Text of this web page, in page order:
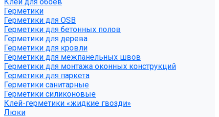
Герметики
Герметики для OSB
Герметики для бетонных полов
Герметики для дерева
Герметики для кровли
Герметики для межпанельных швов
Герметики для монтажа оконных конструкций
Герметики для паркета
Герметики санитарные
Герметики силиконовые
Клей-герметики «жидкие гвозди»
Люки